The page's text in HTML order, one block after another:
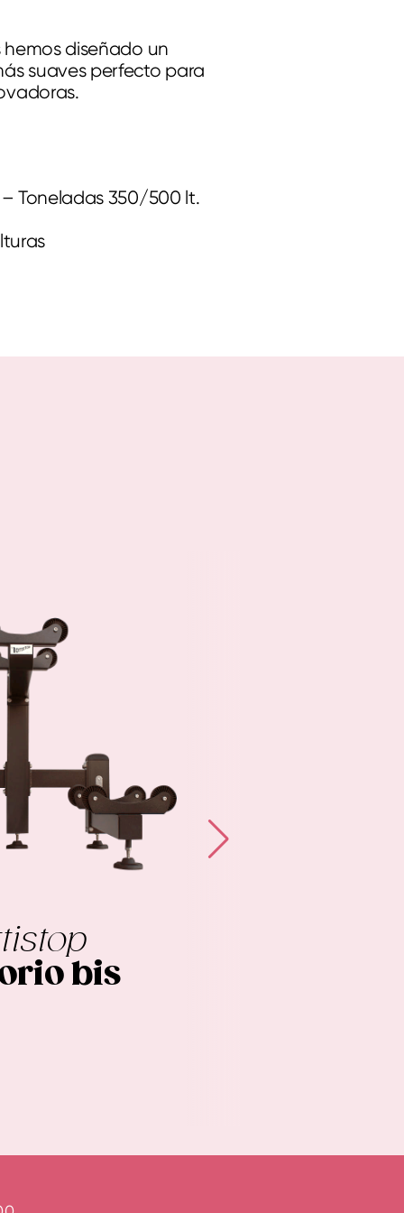
diseñado un
suaves perfecto para
Toneladas 350/500 lt.
bis